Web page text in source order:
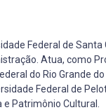
Federal de
Atua, como
do Rio Grande
Federal de
Patrimônio Cultural.